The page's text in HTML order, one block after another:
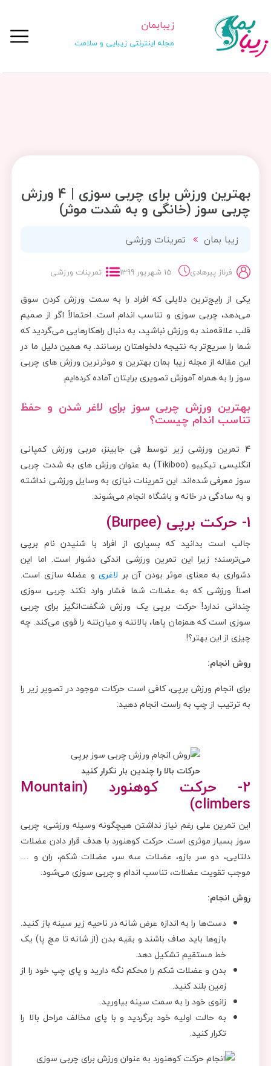
زیبابمان
مجله اینترنتی زیبایی و سلامت
بهترین ورزش برای چربی سوزی | 4 ورزش
چربی سوز (خانگی و به شدت موثر)
زیبا بمان تمرینات ورزشی
فرناز پیرهادی 15 شهریور 1399 تمرینات ورزشی
یکی از رایج‌ترین دلایلی که افراد را به سمت ورزش کردن سوق
می‌دهد، چربی سوزی و تناسب اندام است. احتمالاً اگر از صمیم
قلب علاقه‌مند به ورزش نباشید، به دنبال راهکارهایی می‌گردید که
شما را سریع‌تر به نتیجه دلخواهتان برسانند. به همین دلیل ما در
این مقاله از مجله زیبا بمان بهترین و موثرترین ورزش های چربی
سوز را به همراه آموزش تصویری برایتان آماده کرده‌ایم.
بهترین ورزش چربی سوز برای لاغر شدن و حفظ
تناسب اندام چیست؟
4 تمرین ورزشی زیر‌ توسط فِی جابینز، مربی ورزش کمپانی
انگلیسی تیکیبو (Tikiboo) به عنوان ورزش های به شدت چربی
سوز معرفی شده‌اند. این تمرینات نیازی به وسایل ورزشی نداشته
و به سادگی در خانه و باشگاه انجام می‌شوند.
1- حرکت برپی ( Burpee
)
جالب است بدانید که بسیاری از افراد با شنیدن نام برپی
می‌ترسند؛ زیرا این تمرین ورزشی اندکی دشوار است. اما این
دشواری به معنای موثر بودن آن بر لاغریو عضله سازی است.
اصلاً ورزشی که به عضلات شما فشار وارد نکند چربی سوزی
چندانی ندارد! حرکت برپی یک ورزش شگفت‌انگیز برای چربی
سوزی است که همزمان پاها، بالاتنه و میان‌تنه را قوی می‌کند. چه
چیزی از این بهتر؟!
روش انجام:
برای انجام ورزش برپی، کافی است حرکات موجود در تصویر زیر را
به ترتیب از چپ به راست انجام دهید:
حرکات بالا را چندین بار تکرار کنید
2- حرکت کوهنورد ( Mountain
climbers
)
این تمرین علی رغم نیاز نداشتن هیچگونه وسیله ورزشی، چربی
سوز بسیار موثری است. حرکت کوهنورد با هدف قرار دادن عضلات
دلتایی، دو سر بازو، عضلات سه سر، عضلات شکم، ران و …
موجب تقویت عضلات، تناسب اندام و چربی سوزی می‌شود.
روش انجام:
دست‌ها را به اندازه عرض شانه در ناحیه زیر سینه باز کنید.
بازوها باید صاف باشند و بقیه بدن (از شانه تا مچ پا) یک
خط مستقیم تشکیل دهد.
بدن و عضلات شکم را محکم نگه دارید و پای چپ خود را از
زمین بلند کنید.
زانوی خود را به سمت سینه بیاورید.
به حالت اولیه خود برگردید و با پای مخالف مراحل بالا را
تکرار کنید.